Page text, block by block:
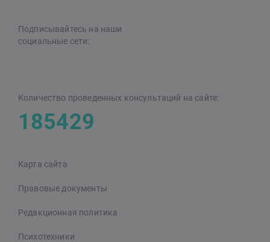
Карта сайта
Правовые документы
Редакционная политика
Психотехники
Подписывайтесь на наши
cоциальные сети:
Количество проведенных консультаций на сайте:
185429